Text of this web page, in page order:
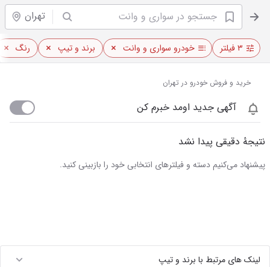
تهران
۳ فیلتر خودرو سواری و وانت برند و تیپ رنگ
خرید و فروش خودرو در تهران
آگهی جدید اومد خبرم کن
نتیجهٔ دقیقی پیدا نشد
پیشنهاد می‌کنیم دسته و فیلترهای انتخابی خود را بازبینی کنید.
لینک های مرتبط با برند و تیپ